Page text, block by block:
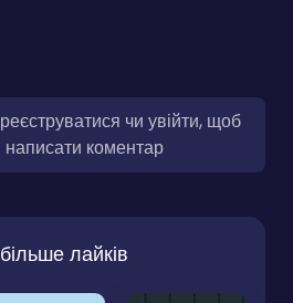
чи увійти, щоб
написати коментар
лайків